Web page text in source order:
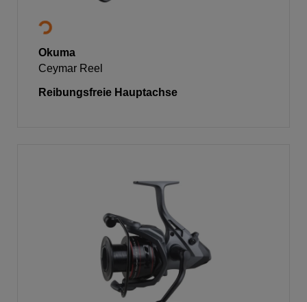
Okuma
Ceymar Reel
Reibungsfreie Hauptachse